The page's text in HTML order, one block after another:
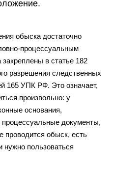
обыска достаточно
процессуальным
в статье 182
разрешения следственных
165 УПК РФ. Это означает,
произвольно: у
основания,
документы,
проводится обыск, есть
нужно пользоваться